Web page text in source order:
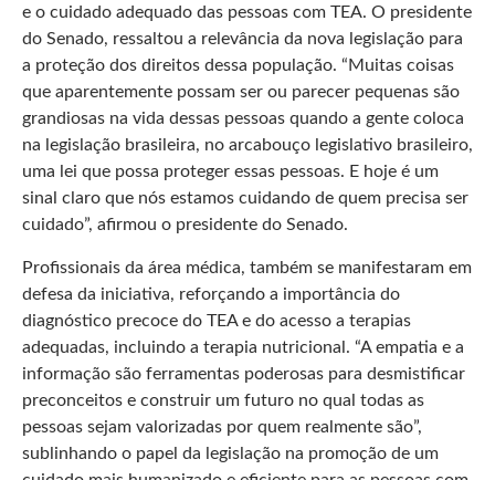
e o cuidado adequado das pessoas com TEA. O presidente
do Senado, ressaltou a relevância da nova legislação para
a proteção dos direitos dessa população. “Muitas coisas
que aparentemente possam ser ou parecer pequenas são
grandiosas na vida dessas pessoas quando a gente coloca
na legislação brasileira, no arcabouço legislativo brasileiro,
uma lei que possa proteger essas pessoas. E hoje é um
sinal claro que nós estamos cuidando de quem precisa ser
cuidado”, afirmou o presidente do Senado.
Profissionais da área médica, também se manifestaram em
defesa da iniciativa, reforçando a importância do
diagnóstico precoce do TEA e do acesso a terapias
adequadas, incluindo a terapia nutricional. “A empatia e a
informação são ferramentas poderosas para desmistificar
preconceitos e construir um futuro no qual todas as
pessoas sejam valorizadas por quem realmente são”,
sublinhando o papel da legislação na promoção de um